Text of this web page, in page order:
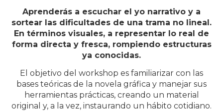
Aprenderás a escuchar el yo narrativo y a
sortear las dificultades de una trama no lineal.
En términos visuales, a representar lo real de
forma directa y fresca, rompiendo estructuras
ya conocidas.
El objetivo del workshop es familiarizar con las
bases teóricas de la novela gráfica y manejar sus
herramientas prácticas, creando un material
original y, a la vez, instaurando un hábito cotidiano.